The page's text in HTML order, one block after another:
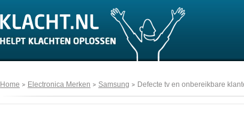
Home Electronica Merken Samsung Defecte tv en onbereikbare